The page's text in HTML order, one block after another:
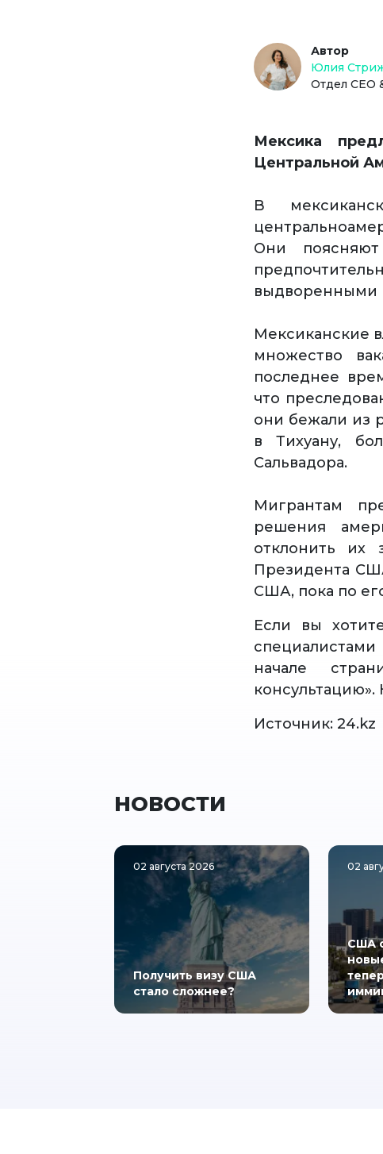
Автор
Юлия
Отдел СЕО
Мексика
Центральной
В
Они
выдворенными
Мексиканские
множество
последнее
что
они бежали из
в Тихуану,
Сальвадора.
Мигрантам
решения
отклонить их
Президента
США, пока по
Если вы
начале
Источник: 24.kz
НОВОСТИ
02 августа 2026
Получить визу США
стало сложнее?
02
США